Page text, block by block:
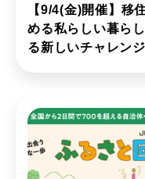
【9/4(金)開催】移
める私らしい暮ら
る新しいチャレン